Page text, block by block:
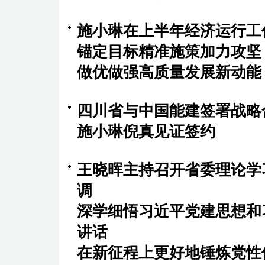
施小琳在上半年经济运行
锚定目标精准施策加力攻坚
做优做强高质量发展新动能
四川省与中国能建签署战
施小琳倪真见证签约
王晓晖主持召开省委理论
调
深学细悟习近平党建思想
讲话
在新征程上更好地锤炼党